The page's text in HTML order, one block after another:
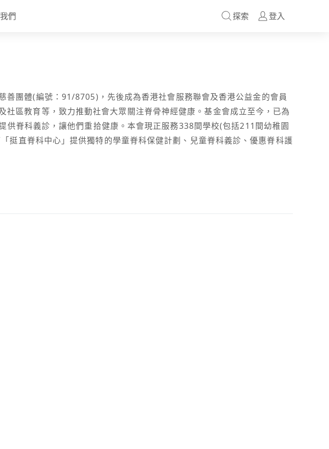
們 探索 登入
善團體(編號：91/8705)，先後成為香港社會服務聯會及香港公益金的會員
區教育等，致力推動社會大眾關注脊骨神經健康。基金會成立至今，已為
脊科義診，讓他們重拾健康。本會現正服務338間學校(包括211間幼稚園
挺直脊科中心」提供獨特的學童脊科保健計劃、兒童脊科義診、優惠脊科護